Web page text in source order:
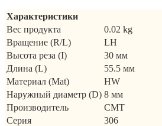
Характеристики
Вес продукта
0.02 kg
Вращение (R/L)
LH
Высота реза (I)
30 мм
Длина (L)
55.5 мм
Материал (Mat)
HW
Наружный диаметр (D) 8 мм
Производитель
CMT
Серия
306